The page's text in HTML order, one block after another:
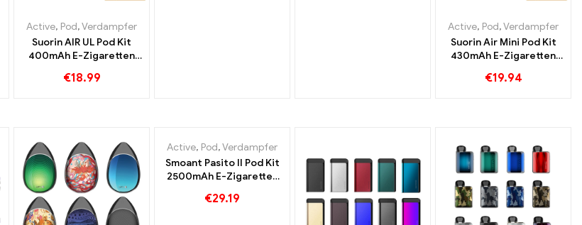
Active, Pod,Verdampfer
Suorin AIR UL Pod Kit
400mAh E-Zigaretten
€18.99
Active, Pod,Verdampfer
Suorin Air Mini Pod Kit
430mAh E-Zigaretten
€19.94
Active, Pod,Verdampfer
Smoant Pasito II Pod Kit
2500mAh E-Zigaretten
€29.19